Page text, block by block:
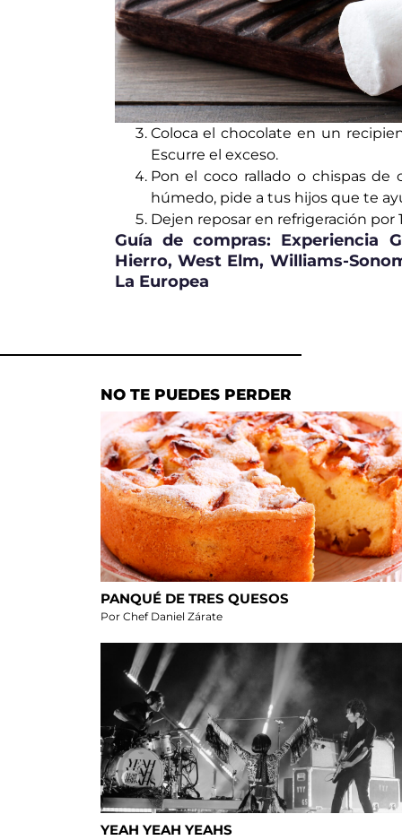
Coloca el chocolate en un
Escurre el exceso.
Pon el coco rallado o chispas
húmedo, pide a tus hijos que te
Dejen reposar en refrigeración
Guía de compras: Experiencia
Hierro, West Elm, Williams-
La Europea
NO TE PUEDES PERDER
PANQUÉ DE TRES QUESOS
Por Chef Daniel Zárate
YEAH YEAH YEAHS